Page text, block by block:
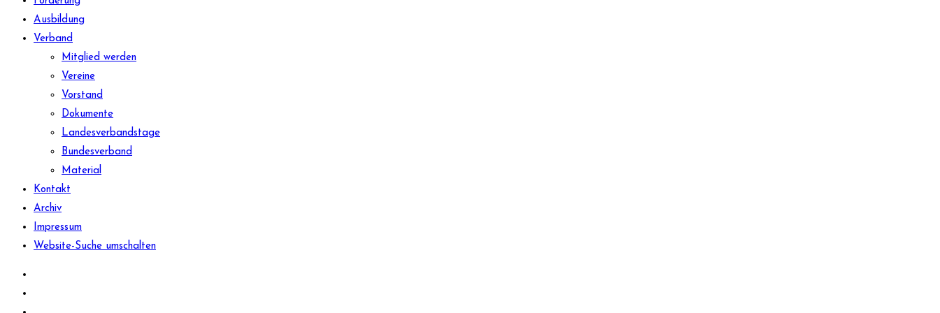
Ausbildung
Verband
Mitglied werden
Vereine
Vorstand
Dokumente
Landesverbandstage
Bundesverband
Material
Kontakt
Archiv
Impressum
Website-Suche umschalten